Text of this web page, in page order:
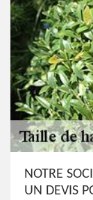
NOTRE
UN DEVIS